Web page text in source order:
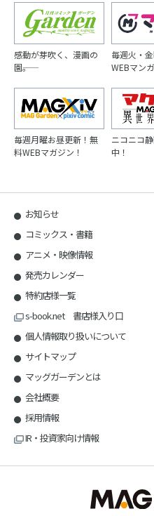
感動が芽吹く、漫画の
園――。
毎週火・
WEBマン
毎週月曜お昼更新！無
料WEBマガジン！
ニコニコ
中！
お知らせ
コミックス・書籍
アニメ・映像情報
発売カレンダー
特約店様一覧
s-book.net 書店様入り口
個人情報取り扱いについて
サイトマップ
マッグガーデンとは
会社概要
採用情報
IR・投資家向け情報